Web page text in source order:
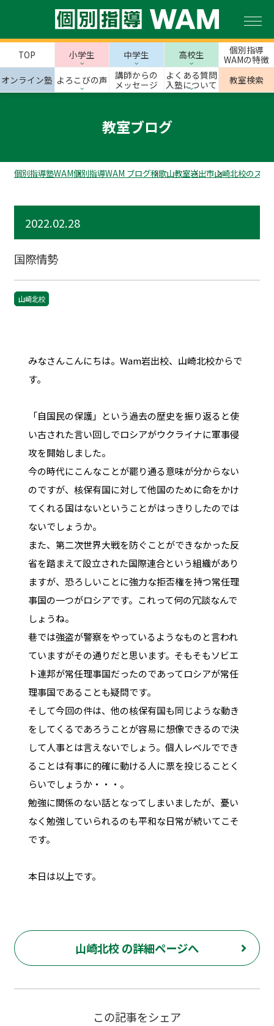
TOP 小学生 中学生 高校生
個別指導
WAMの特徴
オンライン塾 よろこびの声
講師からの
メッセージ
よくある質問
入塾について
教室検索
教室ブログ
個別指導塾WAM個別指導WAM ブログ和歌山教室岩出市山崎北校のスタ
2022.02.28
国際情勢
山崎北校
みなさんこんにちは。Wam岩出校、山崎北校からで
す。
「自国民の保護」という過去の歴史を振り返ると使
い古された言い回しでロシアがウクライナに軍事侵
攻を開始しました。
今の時代にこんなことが罷り通る意味が分からない
のですが、核保有国に対して他国のために命をかけ
てくれる国はないということがはっきりしたのでは
ないでしょうか。
また、第二次世界大戦を防ぐことができなかった反
省を踏まえて設立された国際連合という組織があり
ますが、恐ろしいことに強力な拒否権を持つ常任理
事国の一つがロシアです。これって何の冗談なんで
しょうね。
巷では強盗が警察をやっているようなものと言われ
ていますがその通りだと思います。そもそもソビエ
ト連邦が常任理事国だったのであってロシアが常任
理事国であることも疑問です。
そして今回の件は、他の核保有国も同じような動き
をしてくるであろうことが容易に想像できるので決
して人事とは言えないでしょう。個人レベルででき
ることは有事に的確に動ける人に票を投じることく
らいでしょうか・・・。
勉強に関係のない話となってしまいましたが、憂い
なく勉強していられるのも平和な日常が続いてこそ
です。
本日は以上です。
山崎北校 の詳細ページへ
この記事をシェア